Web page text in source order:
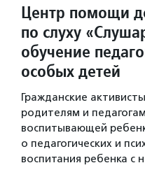
Центр помощи
по слуху
обучение
особых детей
Гражданские
родителям и
воспитывающей
о педагогических и
воспитания ребенка с